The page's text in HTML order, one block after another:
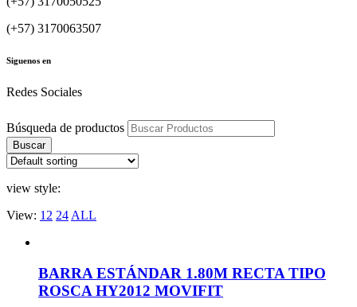
(+57) 3170063507
Siguenos en
Redes Sociales
Búsqueda de productos
Buscar
view style:
View: 12 24 ALL
BARRA ESTÁNDAR 1.80M RECTA TIPO
ROSCA HY2012 MOVIFIT